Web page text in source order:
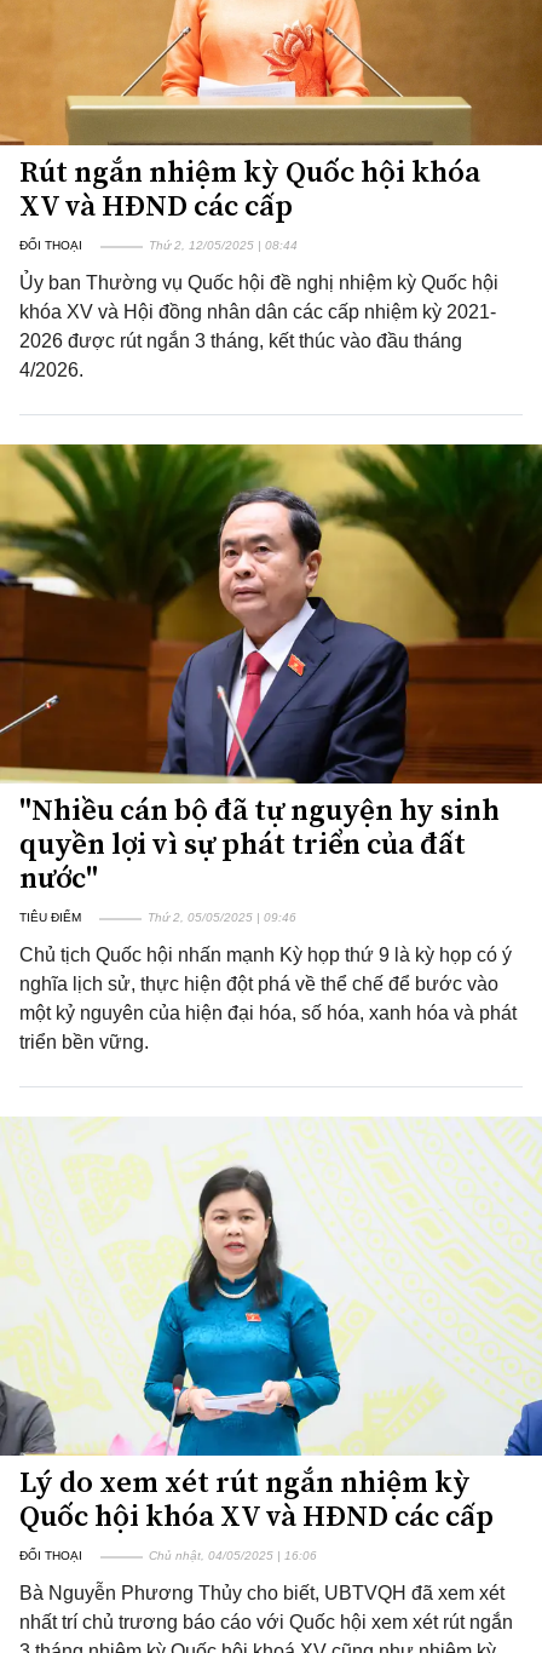
Rút ngắn nhiệm kỳ Quốc hội khóa
XV và HĐND các cấp
ĐỐI THOẠI Thứ 2, 12/05/2025 | 08:44
Ủy ban Thường vụ Quốc hội đề nghị nhiệm kỳ Quốc hội
khóa XV và Hội đồng nhân dân các cấp nhiệm kỳ 2021-
2026 được rút ngắn 3 tháng, kết thúc vào đầu tháng
4/2026.
"Nhiều cán bộ đã tự nguyện hy sinh
quyền lợi vì sự phát triển của đất
nước"
TIÊU ĐIỂM Thứ 2, 05/05/2025 | 09:46
Chủ tịch Quốc hội nhấn mạnh Kỳ họp thứ 9 là kỳ họp có ý
nghĩa lịch sử, thực hiện đột phá về thể chế để bước vào
một kỷ nguyên của hiện đại hóa, số hóa, xanh hóa và phát
triển bền vững.
Lý do xem xét rút ngắn nhiệm kỳ
Quốc hội khóa XV và HĐND các cấp
ĐỐI THOẠI Chủ nhật, 04/05/2025 | 16:06
Bà Nguyễn Phương Thủy cho biết, UBTVQH đã xem xét
nhất trí chủ trương báo cáo với Quốc hội xem xét rút ngắn